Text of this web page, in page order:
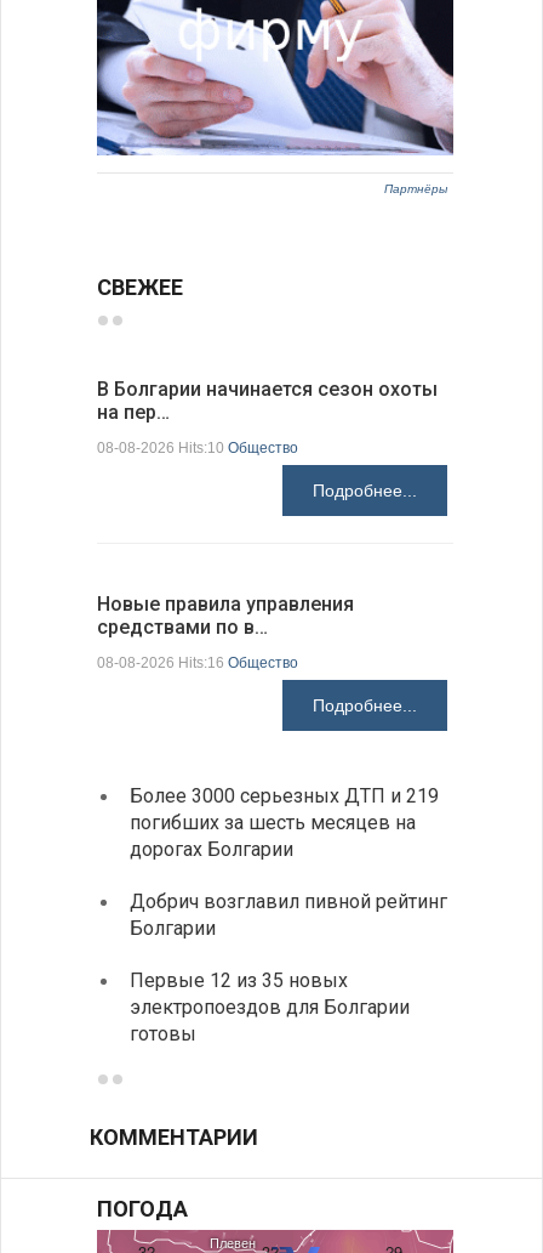
Партнёры
СВЕЖЕЕ
В Болгарии начинается сезон охоты
на пер…
08-08-2026 Hits:10 Общество
Подробнее...
Новые правила управления
средствами по в…
08-08-2026 Hits:16 Общество
Подробнее...
Более 3000 серьезных ДТП и 219
погибших за шесть месяцев на
дорогах Болгарии
Добрич возглавил пивной рейтинг
Болгарии
Первые 12 из 35 новых
электропоездов для Болгарии
готовы
КОММЕНТАРИИ
ПОГОДА